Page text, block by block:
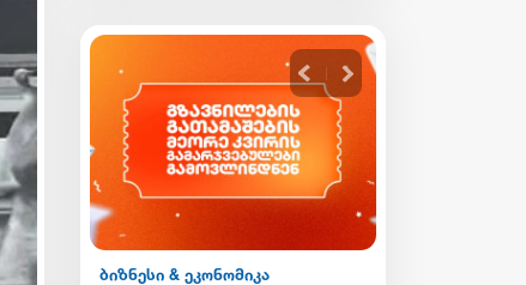
ბიზნესი & ეკონომიკა